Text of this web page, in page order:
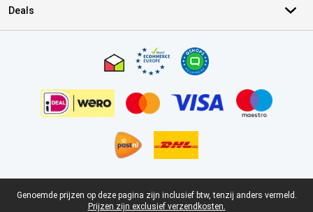
Deals
Juridische voettekst
Genoemde prijzen op deze pagina zijn inclusief btw, tenzij anders vermeld.
Prijzen zijn exclusief verzendkosten.